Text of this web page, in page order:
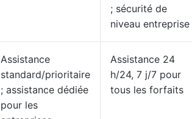
; sécurité de
niveau entreprise
Assistance
standard/prioritaire
; assistance dédiée
pour les
Assistance 24
h/24, 7 j/7 pour
tous les forfaits